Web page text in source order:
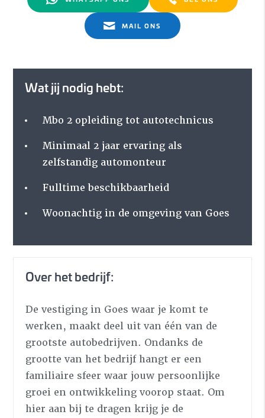
Wat jij nodig hebt:
Mbo 2 opleiding tot autotechnicus
Minimaal 2 jaar ervaring als
zelfstandig automonteur
Fulltime beschikbaarheid
Woonachtig in de omgeving van Goes
Over het bedrijf:
De vestiging in Goes waar je komt te
werken, maakt deel uit van één van de
grootste autobedrijven. Ondanks de
grootte van het bedrijf hangt er een
familiaire sfeer waar jouw persoonlijke
groei en ontwikkeling voorop staat. Om
hier aan bij te dragen krijg je de
MAIL ONS